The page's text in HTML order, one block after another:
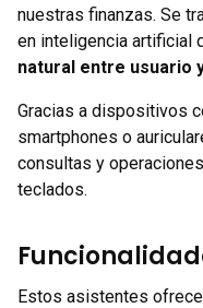
nuestras finanzas. Se
en inteligencia artificial
natural entre usuario
Gracias a dispositivos
smartphones o
consultas y
teclados.
Estos asistentes